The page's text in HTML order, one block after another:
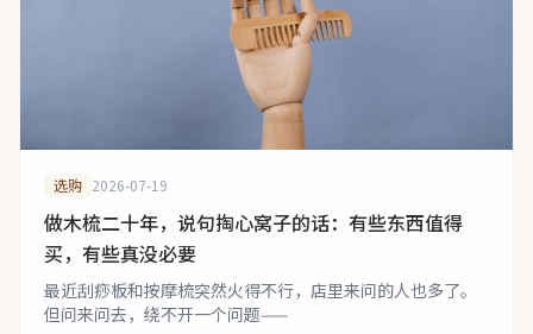
选购 2026-07-19
做木梳二十年，说句掏心窝子的话：有些东西值得
买，有些真没必要
最近刮痧板和按摩梳突然火得不行，店里来问的人也多了。
但问来问去，绕不开一个问题——